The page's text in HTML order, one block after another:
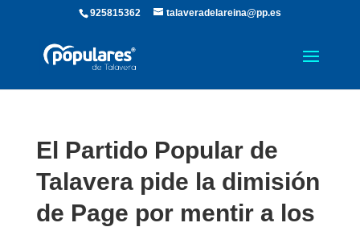
925815362 talaveradelareina@pp.es
El Partido Popular de
Talavera pide la dimisión
de Page por mentir a los